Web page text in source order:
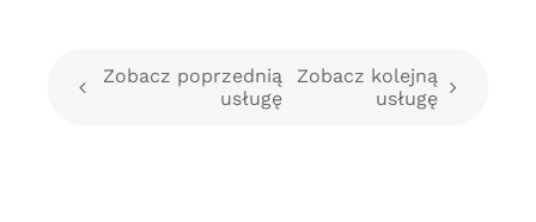
Zobacz poprzednią
usługę
Zobacz kolejną
usługę